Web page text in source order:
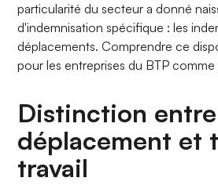
particularité du secteur a donné
d'indemnisation spécifique : les
déplacements. Comprendre ce
pour les entreprises du BTP comme
Distinction
déplacement et
travail